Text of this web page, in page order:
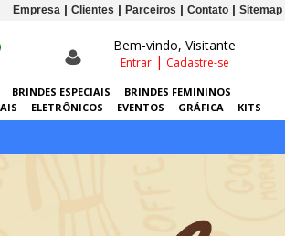
Empresa Clientes Parceiros Contato Sitemap
Bem-vindo, Visitante
Entrar| Cadastre-se
BRINDES ESPECIAIS
BRINDES FEMININOS
ELETRÔNICOS EVENTOS GRÁFICA
KITS
SACOLAS PERSONALIZADAS SQUEEZES